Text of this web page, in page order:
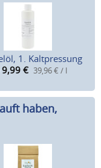
1. Kaltpressung
€ 39,96 € / l
haben,